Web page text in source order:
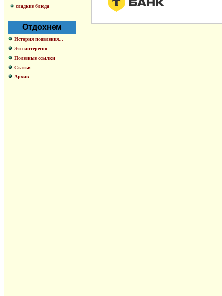
сладкие блюда
Отдохнем
История появления...
Это интересно
Полезные ссылки
Статьи
Архив